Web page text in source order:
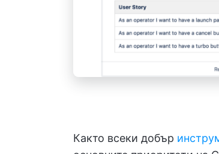
Както всеки добър